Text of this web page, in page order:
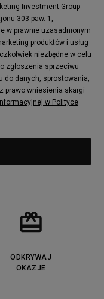
Investment Group
303 paw. 1,
w prawnie uzasadnionym
produktów i usług
niezbędne w celu
zgłoszenia sprzeciwu
do danych, sprostowania,
prawo wniesienia skargi
w Polityce
ODKRYWAJ
OKAZJE